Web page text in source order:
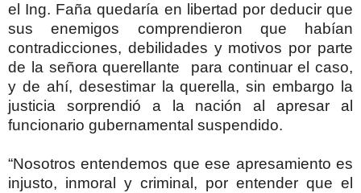
el Ing. Faña quedaría en libertad por deducir que
sus enemigos comprendieron que habían
contradicciones, debilidades y motivos por parte
de la señora querellante para continuar el caso,
y de ahí, desestimar la querella, sin embargo la
justicia sorprendió a la nación al apresar al
funcionario gubernamental suspendido.
“Nosotros entendemos que ese apresamiento es
injusto, inmoral y criminal, por entender que el